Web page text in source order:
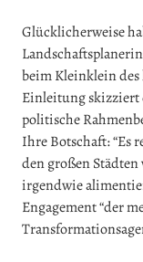
Glücklicherweise
beim Kleinklein des
Einleitung
politische
Ihre Botschaft: “Es
den großen
irgendwie
Engagement “der